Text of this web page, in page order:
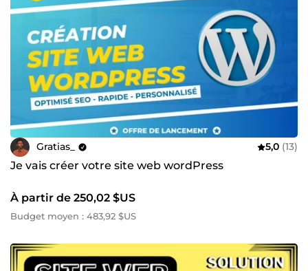
Gratias_ 5,0 (13)
Je vais créer votre site web wordPress
À partir de 250,02 $US
Budget moyen : 483,92 $US